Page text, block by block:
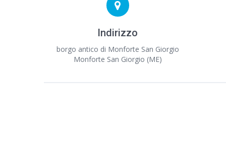
Indirizzo
borgo antico di Monforte San Giorgio
Monforte San Giorgio (ME)